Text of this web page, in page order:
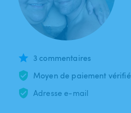
3 commentaires
Moyen de paiement vérifié
Adresse e-mail